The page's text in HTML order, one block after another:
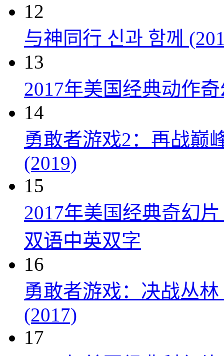
12
与神同行 신과 함께
13
2017年美国经典动作
14
勇敢者游戏2：再战巅
(2019)
15
2017年美国经典奇幻
双语中英双字
16
勇敢者游戏：决战丛林
(2017)
17